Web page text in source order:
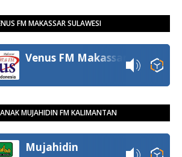
FM MAKASSAR SULAWESI
Venus FM Makassar
MUJAHIDIN FM KALIMANTAN
Mujahidin